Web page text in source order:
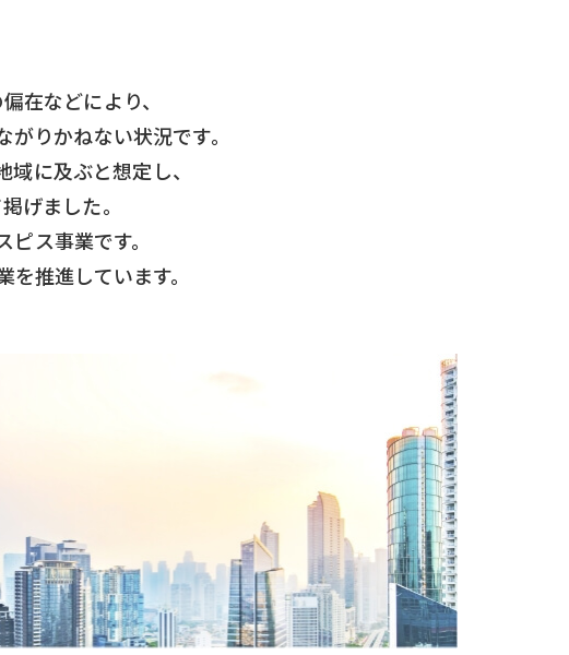
在などにより、
りかねない状況です。
に及ぶと想定し、
げました。
ス事業です。
推進しています。